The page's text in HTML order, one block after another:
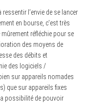
l’envie de se lancer
en bourse, c’est très
réfléchie pour se
des moyens de
des débits et
des logiciels /
sur appareils nomades
que sur appareils fixes
possibilité de pouvoir